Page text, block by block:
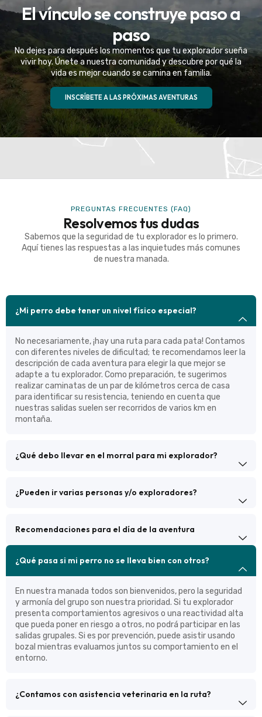
Eventos Especiales
Celebramos la vida de tu mejor amigo con una
experiencia fuera de serie
VER MÁS
El vínculo se construye paso a
paso
No dejes para después los momentos que tu explorador sueña
vivir hoy. Únete a nuestra comunidad y descubre por qué la
vida es mejor cuando se camina en familia.
INSCRÍBETE A LAS PRÓXIMAS AVENTURAS
PREGUNTAS FRECUENTES (FAQ)
Resolvemos tus dudas
Sabemos que la seguridad de tu explorador es lo primero.
Aquí tienes las respuestas a las inquietudes más comunes
de nuestra manada.
¿Mi perro debe tener un nivel físico especial?
No necesariamente, ¡hay una ruta para cada pata! Contamos
con diferentes niveles de dificultad; te recomendamos leer la
descripción de cada aventura para elegir la que mejor se
adapte a tu explorador. Como preparación, te sugerimos
realizar caminatas de un par de kilómetros cerca de casa
para identificar su resistencia, teniendo en cuenta que
nuestras salidas suelen ser recorridos de varios km en
montaña.
¿Qué debo llevar en el morral para mi explorador?
¿Pueden ir varias personas y/o exploradores?
Recomendaciones para el día de la aventura
¿Qué pasa si mi perro no se lleva bien con otros?
En nuestra manada todos son bienvenidos, pero la seguridad
y armonía del grupo son nuestra prioridad. Si tu explorador
presenta comportamientos agresivos o una reactividad alta
que pueda poner en riesgo a otros, no podrá participar en las
salidas grupales. Si es por prevención, puede asistir usando
bozal mientras evaluamos juntos su comportamiento en el
entorno.
¿Contamos con asistencia veterinaria en la ruta?